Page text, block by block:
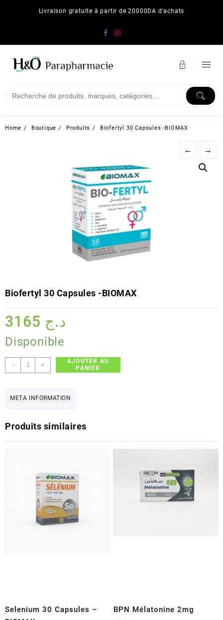
Livraison gratuite à partir de 20000DA d'achats
Home Boutique Produits Biofertyl 30 Capsules -BIOMAX
← →
Biofertyl 30 Capsules -BIOMAX
د.ج
Disponible
-
quantité
de
BIOMAX
+
AJOUTER AU
PANIER
META INFORMATION
Produits similaires
Selenium 30 Capsules –
BPN Mélatonine 2mg